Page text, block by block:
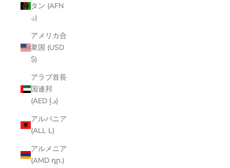
タン (AFN
؋)
アメリカ合
衆国 (USD
$)
アラブ首長
国連邦
(AED د.إ)
アルバニア
(ALL L)
アルメニア
(AMD դր.)